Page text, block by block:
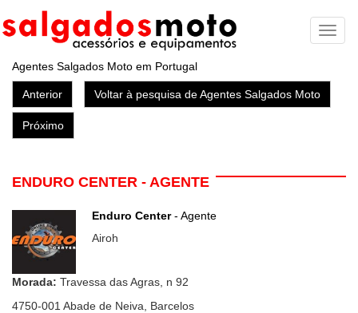
Agentes Salgados Moto em Portugal
Anterior Voltar à pesquisa de Agentes Salgados Moto
Próximo
ENDURO CENTER - AGENTE
Enduro Center- Agente
Airoh
Morada: Travessa das Agras, n 92
4750-001 Abade de Neiva, Barcelos